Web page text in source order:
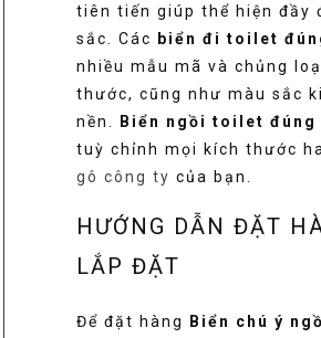
tiên tiến giúp thể hiện đầy
sắc. Các
biển đi toilet
nhiều mẫu mã và chủng
thước, cũng như màu sắc
nền.
Biển ngồi toilet
tuỳ chỉnh mọi kích thước
gô công ty của bạn.
HƯỚNG DẪN ĐẶT
LẮP ĐẶT
Để đặt hàng
Biển chú ý